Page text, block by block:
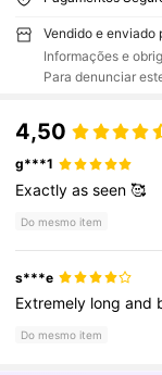
Vendido e enviado
Informações e
Para denunciar
4,50
g***1
Exactlyasseen🥰
Do mesmo item
s***e
Extremely longand
Do mesmo item